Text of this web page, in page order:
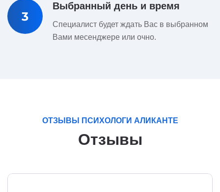
3
Выбранный день и время
Специалист будет ждать Вас в выбранном
Вами месенджере или очно.
ОТЗЫВЫ ПСИХОЛОГИ АЛИКАНТЕ
Отзывы